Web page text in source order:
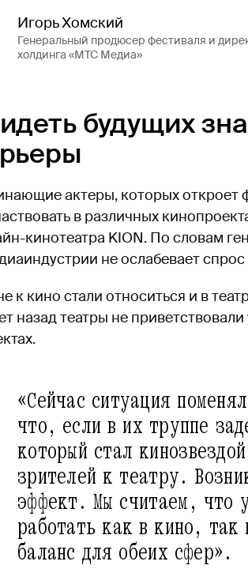
Игорь Хомский
Генеральный продюсер фестиваля и
холдинга «МТС Медиа»
будущих
актеры, которых откроет
в различных
кинотеатра KION. По словам
не ослабевает
к кино стали относиться и в
назад театры не
«Сейчас ситуация
что, если в их труппе
который стал
зрителей к театру.
эффект. Мы считаем, что
работать как в кино,
баланс для обеих сфер».